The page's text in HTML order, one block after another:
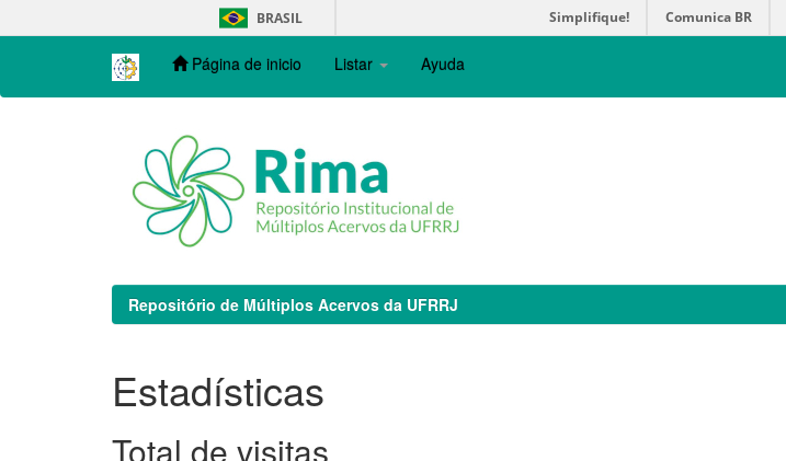
navigation
BRASIL Simplifique! Comunica BR
Página de inicio Listar Ayuda
Repositório de Múltiplos Acervos da UFRRJ
Estadísticas
Total de visitas